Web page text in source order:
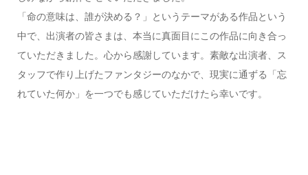
「命の意味は、誰が決める？」というテーマがある作品という
中で、出演者の皆さまは、本当に真面目にこの作品に向き合っ
ていただきました。心から感謝しています。素敵な出演者、ス
タッフで作り上げたファンタジーのなかで、現実に通ずる「忘
れていた何か」を一つでも感じていただけたら幸いです。